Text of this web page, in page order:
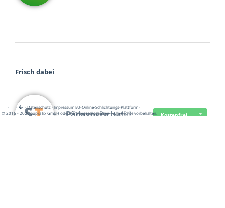
Frisch dabei
Pädagogisch-did… Kostenfrei
· · ·Datenschutz·Impressum EU-Online-Schlichtungs-Plattform·
© 2016 - 2026 SupraTix GmbH oder Partnergesellschaften - Alle Rechte vorbehalten.